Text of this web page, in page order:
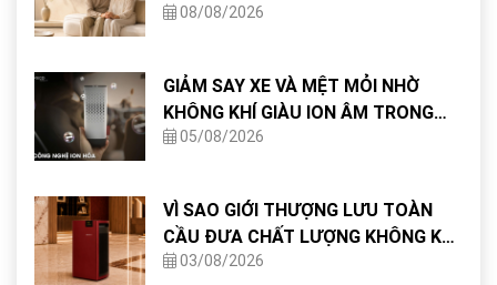
VU LAN
08/08/2026
GIẢM SAY XE VÀ MỆT MỎI NHỜ
KHÔNG KHÍ GIÀU ION ÂM TRONG
CABIN
05/08/2026
VÌ SAO GIỚI THƯỢNG LƯU TOÀN
CẦU ĐƯA CHẤT LƯỢNG KHÔNG KHÍ
VÀO TIÊU CHUẨN THIẾT KẾ NHÀ Ở?
03/08/2026